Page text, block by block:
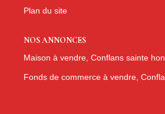
Plan du site
NOS ANNONCES
Maison à vendre, Conflans sainte
Fonds de commerce à vendre,